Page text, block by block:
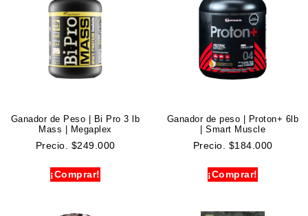
Ganador de Peso | Bi Pro 3 lb
Mass | Megaplex
Precio. $249.000
¡Comprar!
Ganador de peso | Proton+ 6lb
| Smart Muscle
Precio. $184.000
¡Comprar!